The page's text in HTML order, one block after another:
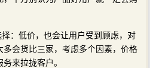
：低价，也会让用户受到顾虑，对
会货比三家，考虑多个因素，价格
来拉拢客户。